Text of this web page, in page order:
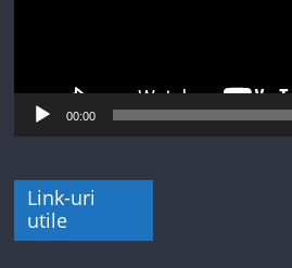
00:00
Link-uri
utile